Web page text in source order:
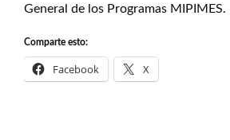
General de los Programas MIPIMES.
Comparte esto:
Facebook X